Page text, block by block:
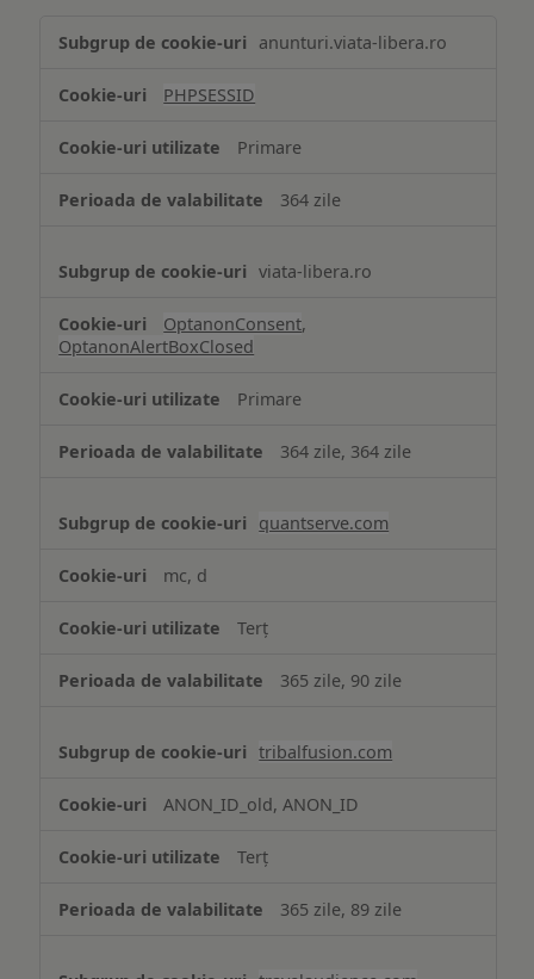
de
Cookie
necesare
anunturi.viata-libera.ro
PHPSESSID
Primare
364 zile
viata-libera.ro
OptanonConsent,
OptanonAlertBoxClosed
Primare
364 zile, 364 zile
quantserve.com
mc, d
Terț
365 zile, 90 zile
tribalfusion.com
ANON_ID_old, ANON_ID
Terț
365 zile, 89 zile